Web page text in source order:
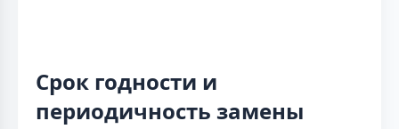
Срок годности и
периодичность замены